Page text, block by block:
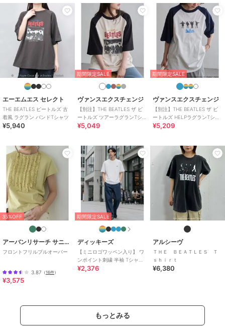
スタイル
/クルー・Uネック
エーエムエス セレクト
THE BEATLES ビートルズ 古
着風 ラグラン バンドTシャツ
¥5,940
期間限定SALE
ヴァンスエクスチェンジ
【別注】THE BEATLES ザ ビ
ートルズ ツアーラグランTシャ
ツ
¥5,049
期間限定SALE
ヴァンスエクスチェンジ
【別注】THE BEATLES ザ ビ
ートルズ HELPラグランTシャ
ツ
¥5,209
35%OFF
アーバンリサーチ サニーレーベル
フロントフリルプルオーバー
3.87 （16件）
¥3,575
期間限定SALE
ディッキーズ
【ミニロゴワッペン入り】 ワ
ンポイント刺繍 半袖 Tシャツ
リブライン リンガーT
¥2,376
アルシーヴ
ＴＨＥ ＢＥＡＴＬＥＳ Ｔ
ｓｈｉｒｔ
¥6,380
もっとみる